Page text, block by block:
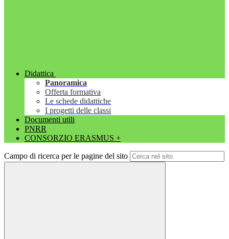
Didattica
Panoramica
Offerta formativa
Le schede didattiche
I progetti delle classi
Documenti utili
PNRR
CONSORZIO ERASMUS +
Campo di ricerca per le pagine del sito